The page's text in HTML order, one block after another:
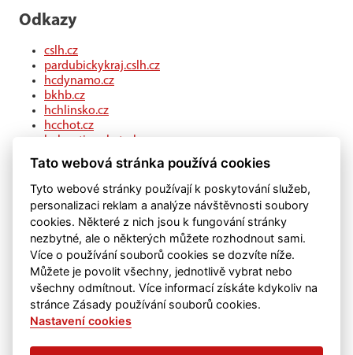
Odkazy
cslh.cz
pardubickykraj.cslh.cz
hcdynamo.cz
bkhb.cz
hchlinsko.cz
hcchot.cz
kohouti-ceskatrebova.cz
hcledec.cz
hclitomysl.cz
hcskutec.cz
hcslovan.com
hcchocen.cz
hcpolicka.com
hcsvetlans.cz
eSports.cz
klubweb.cz
onlajny.com
Tato webová stránka používá cookies
Tyto webové stránky používají k poskytování služeb,
personalizaci reklam a analýze návštěvnosti soubory
cookies. Některé z nich jsou k fungování stránky
nezbytné, ale o některých můžete rozhodnout sami.
Více o používání souborů cookies se dozvíte níže.
Můžete je povolit všechny, jednotlivě vybrat nebo
všechny odmítnout. Více informací získáte kdykoliv na
stránce Zásady používání souborů cookies.
Nastavení cookies